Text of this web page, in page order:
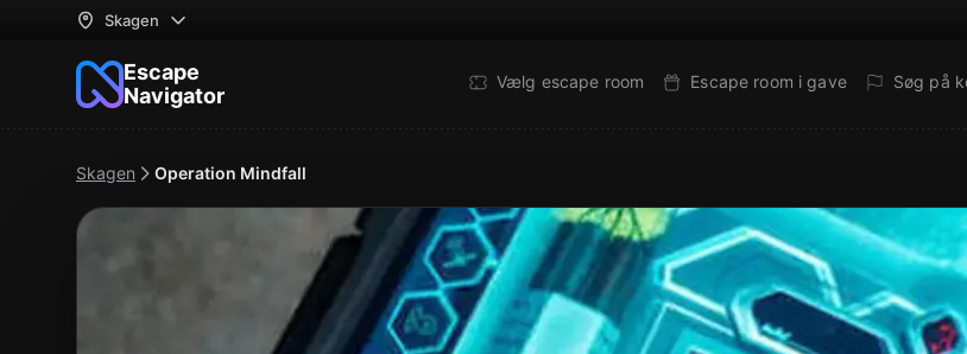
Skagen
Escape
Navigator
Vælg escape room Escape room i gave Søg på
Skagen Operation Mindfall